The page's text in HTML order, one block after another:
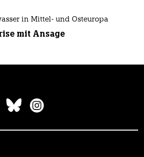
in Mittel- und Osteuropa
mit Ansage